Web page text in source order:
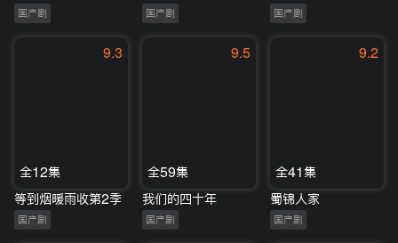
国产剧 国产剧 国产剧
9.3
全12集
等到烟暖雨收第2季
国产剧
9.5
全59集
我们的四十年
国产剧
9.2
全41集
蜀锦人家
国产剧